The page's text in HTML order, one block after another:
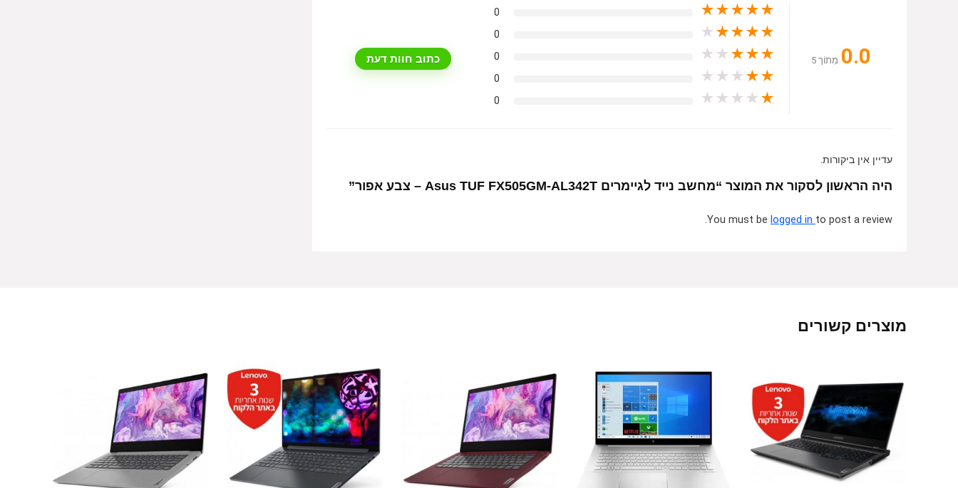
0.0 מִתוֹך 5
★
★
★
★
★
0
★
★
★
★
★
0
★
★
★
★
★
0
★
★
★
★
★
0
★
★
★
★
★
0
כתוב חוות דעת
עדיין אין ביקורות.
היה הראשון לסקור את המוצר “מחשב נייד לגיימרים Asus TUF FX505GM-AL342T – צבע אפור”
You must be logged in to post a review.
מוצרים קשורים